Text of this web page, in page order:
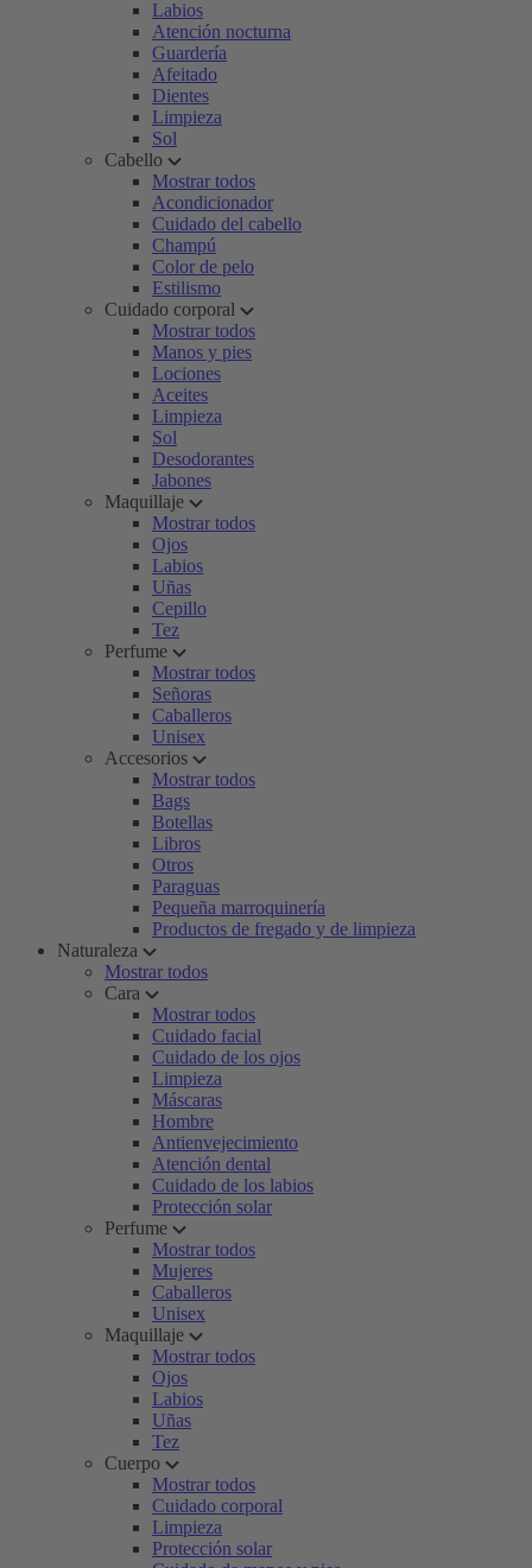
Labios
Atención nocturna
Guardería
Afeitado
Dientes
Limpieza
Sol
Cabello
Mostrar todos
Acondicionador
Cuidado del cabello
Champú
Color de pelo
Estilismo
Cuidado corporal
Mostrar todos
Manos y pies
Lociones
Aceites
Limpieza
Sol
Desodorantes
Jabones
Maquillaje
Mostrar todos
Ojos
Labios
Uñas
Cepillo
Tez
Perfume
Mostrar todos
Señoras
Caballeros
Unisex
Accesorios
Mostrar todos
Bags
Botellas
Libros
Otros
Paraguas
Pequeña marroquinería
Productos de fregado y de limpieza
Naturaleza
Mostrar todos
Cara
Mostrar todos
Cuidado facial
Cuidado de los ojos
Limpieza
Máscaras
Hombre
Antienvejecimiento
Atención dental
Cuidado de los labios
Protección solar
Perfume
Mostrar todos
Mujeres
Caballeros
Unisex
Maquillaje
Mostrar todos
Ojos
Labios
Uñas
Tez
Cuerpo
Mostrar todos
Cuidado corporal
Limpieza
Protección solar